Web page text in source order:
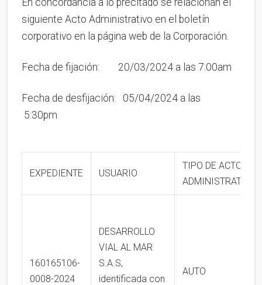
En concordancia a lo precitado se relacionan el
siguiente Acto Administrativo en el boletín
corporativo en la página web de la Corporación.
Fecha de fijación: 20/03/2024 a las 7:00am
Fecha de desfijación: 05/04/2024 a las
5:30pm
EXPEDIENTE USUARIO
TIPO DE ACTO
ADMINISTRATIVO
160165106-
0008-2024
DESARROLLO
VIAL AL MAR
S.A.S,
identificada con
AUTO